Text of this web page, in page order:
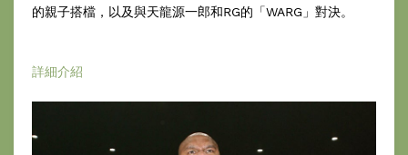
的親子搭檔，以及與天龍源一郎和RG的「WARG」對決。
詳細介紹